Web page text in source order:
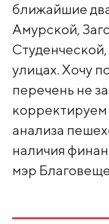
ближайшие
Амурской,
улицах. Хочу
перечень не
корректируем
анализа
наличия
мэр